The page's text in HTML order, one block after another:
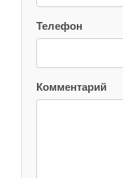
Телефон
Комментарий